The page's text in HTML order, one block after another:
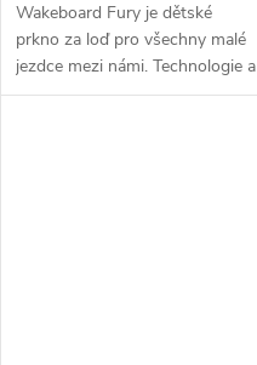
Wakeboard Fury je dětské
prkno za loď pro všechny malé
jezdce mezi námi. Technologie a
shape umožní rychlí start a